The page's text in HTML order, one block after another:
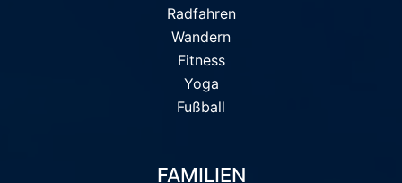
Radfahren
Wandern
Fitness
Yoga
Fußball
FAMILIEN